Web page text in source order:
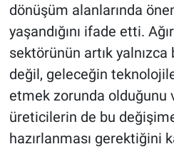
dönüşüm alanlarında
yaşandığını ifade etti.
sektörünün artık
değil, geleceğin
etmek zorunda olduğunu
üreticilerin de bu
hazırlanması gerektiğini